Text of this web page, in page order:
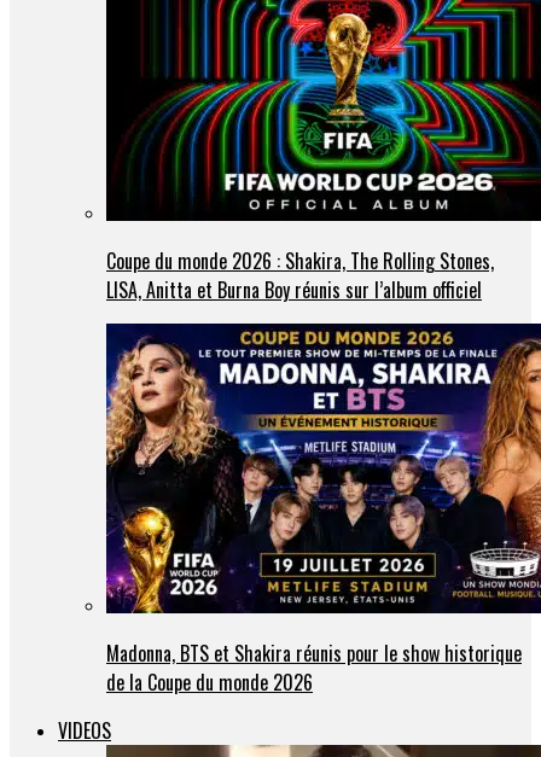
Coupe du monde 2026 : Shakira, The Rolling Stones,
LISA, Anitta et Burna Boy réunis sur l’album officiel
Madonna, BTS et Shakira réunis pour le show historique
de la Coupe du monde 2026
VIDEOS